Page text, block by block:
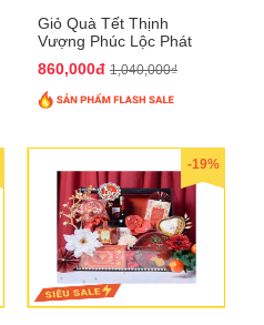
Giỏ Quà Tết Thịnh
Vượng Phúc Lộc Phát
860,000đ 1,040,000₫
-19%